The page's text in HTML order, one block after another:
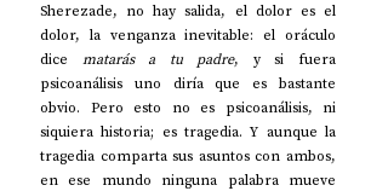
Sherezade, no hay salida, el dolor es el
dolor, la venganza inevitable: el oráculo
dice matarás a tu padre, y si fuera
psicoanálisis uno diría que es bastante
obvio. Pero esto no es psicoanálisis, ni
siquiera historia; es tragedia. Y aunque la
tragedia comparta sus asuntos con ambos,
en ese mundo ninguna palabra mueve